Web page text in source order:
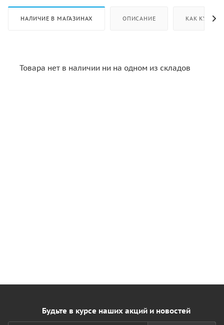
НАЛИЧИЕ В МАГАЗИНАХ ОПИСАНИЕ КАК КУПИТЬ
Товара нет в наличии ни на одном из складов
Будьте в курсе наших акций и новостей